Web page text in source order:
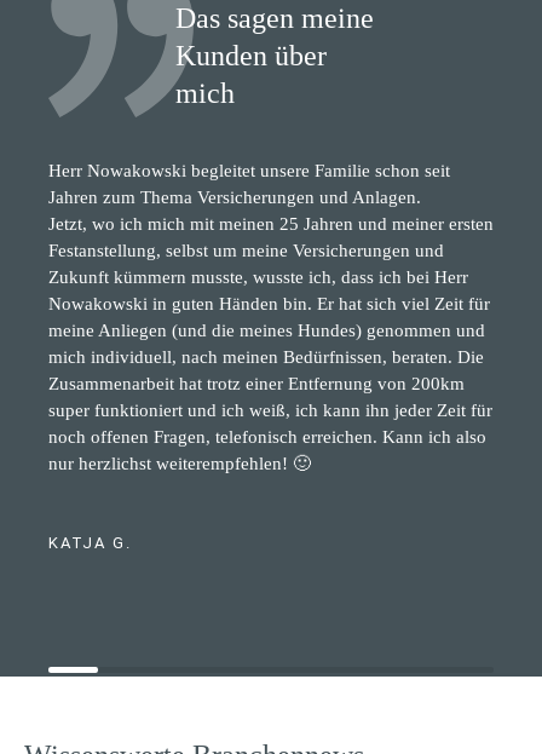
Das sagen meine
Kunden über
mich
Herr Nowakowski begleitet unsere Familie schon seit
Jahren zum Thema Versicherungen und Anlagen.
Jetzt, wo ich mich mit meinen 25 Jahren und meiner ersten
Festanstellung, selbst um meine Versicherungen und
Zukunft kümmern musste, wusste ich, dass ich bei Herr
Nowakowski in guten Händen bin. Er hat sich viel Zeit für
meine Anliegen (und die meines Hundes) genommen und
mich individuell, nach meinen Bedürfnissen, beraten. Die
Zusammenarbeit hat trotz einer Entfernung von 200km
super funktioniert und ich weiß, ich kann ihn jeder Zeit für
noch offenen Fragen, telefonisch erreichen. Kann ich also
nur herzlichst weiterempfehlen! 🙂
KATJA G.